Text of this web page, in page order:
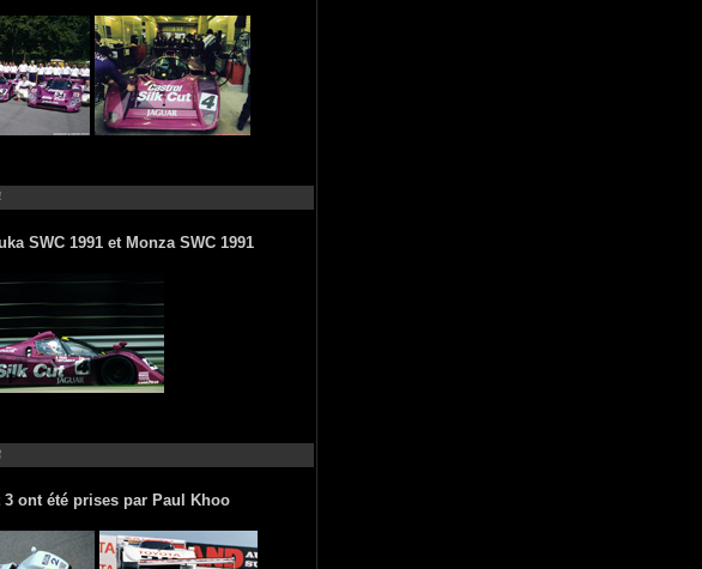
SWC 1991 et Monza SWC 1991
ont été prises par Paul Khoo